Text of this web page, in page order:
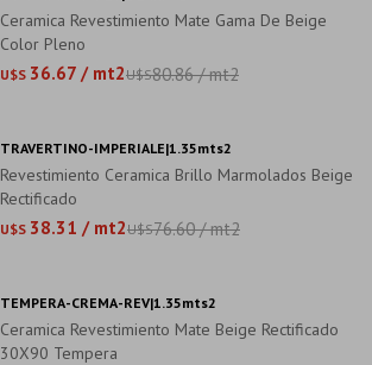
Ceramica Revestimiento Mate Gama De Beige
Color Pleno
U$S 36.67 / mt2U$S80.86 / mt2
Revestimiento Ceramica Brillo Marmolados Beige
Rectificado
U$S 38.31 / mt2U$S76.60 / mt2
TRAVERTINO-IMPERIALE|1.35mts2
Ceramica Revestimiento Mate Beige Rectificado
30X90 Tempera
TEMPERA-CREMA-REV|1.35mts2